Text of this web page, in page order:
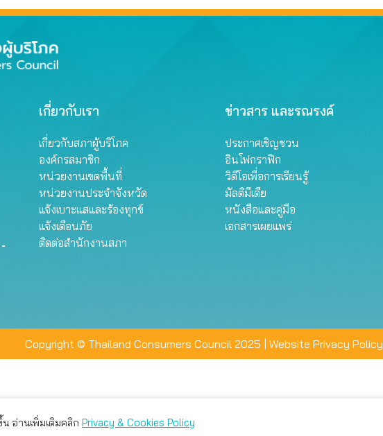
เกี่ยวกับเรา
เกี่ยวกับสภาผู้บริโภค
องค์กรสมาชิก
หน่วยงานเขตพื้นที่
หน่วยงานประจำจังหวัด
แจ้งเบาะแสและร้องทุกข์
แจ้งเตือนภัย
ติดต่อสำนักงานสภา
ข่าวสาร และรณรงค์
ประกาศเชิญชวน
อินโฟกราฟิก
วิดีโอเพื่อการเรียนรู้
มัลติมีเดีย
หนังสือและคู่มือ
เอกสารเผยแพร่
Copyright © Thailand Consumers Council 2025 | Website Privacy Policy
อ่านเพิ่มเติมคลิก Privacy & Cookies Policy
ให้แก่ท่าน คุณสามารถเลือกตั้งค่าความเป็นส่วนตัวได้